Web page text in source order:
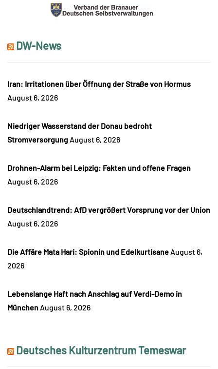
DW-News
Iran: Irritationen über Öffnung der Straße von Hormus
August 6, 2026
Niedriger Wasserstand der Donau bedroht
Stromversorgung August 6, 2026
Drohnen-Alarm bei Leipzig: Fakten und offene Fragen
August 6, 2026
Deutschlandtrend: AfD vergrößert Vorsprung vor der Union
August 6, 2026
Die Affäre Mata Hari: Spionin und Edelkurtisane August 6,
2026
Lebenslange Haft nach Anschlag auf Verdi-Demo in
München August 6, 2026
Deutsches Kulturzentrum Temeswar